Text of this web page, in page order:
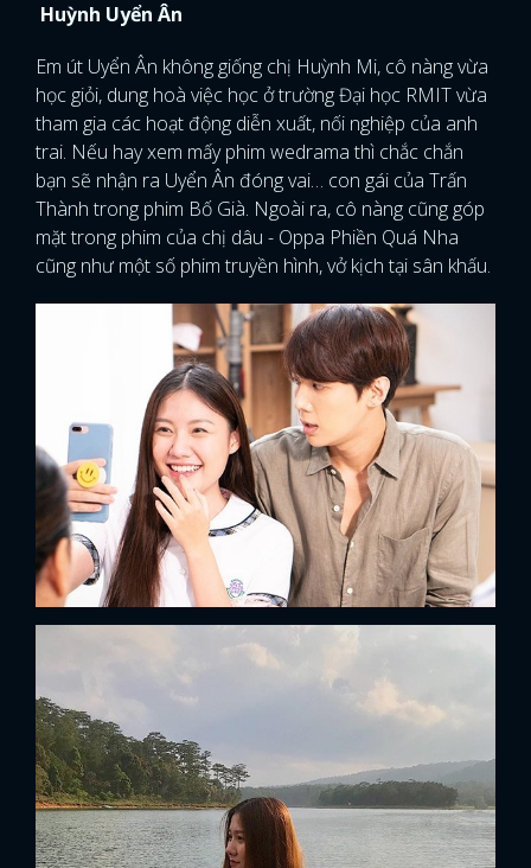
Huỳnh Uyển Ân
Em út Uyển Ân không giống chị Huỳnh Mi, cô nàng vừa
học giỏi, dung hoà việc học ở trường Đại học RMIT vừa
tham gia các hoạt động diễn xuất, nối nghiệp của anh
trai. Nếu hay xem mấy phim wedrama thì chắc chắn
bạn sẽ nhận ra Uyển Ân đóng vai… con gái của Trấn
Thành trong phim Bố Già. Ngoài ra, cô nàng cũng góp
mặt trong phim của chị dâu - Oppa Phiền Quá Nha
cũng như một số phim truyền hình, vở kịch tại sân khấu.